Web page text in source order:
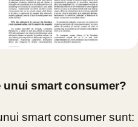
smart consumer?
smart consumer sunt: